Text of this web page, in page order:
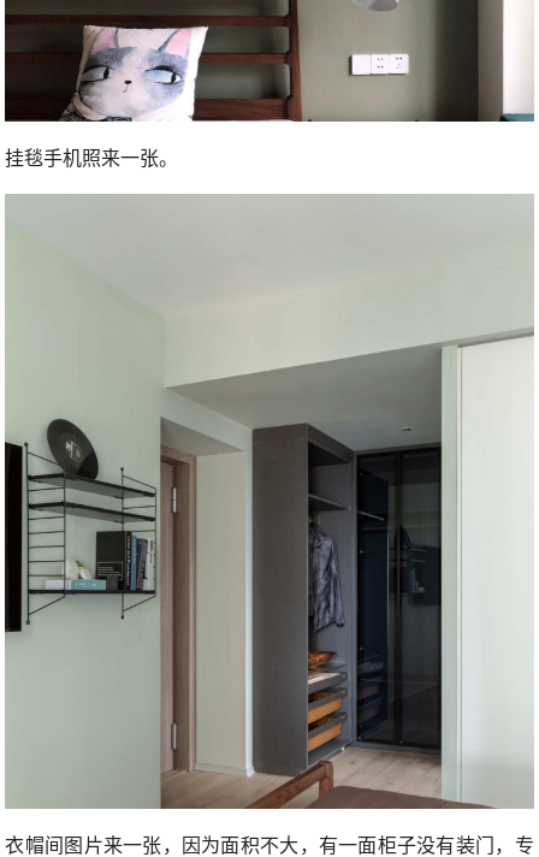
挂毯手机照来一张。
衣帽间图片来一张，因为面积不大，有一面柜子没有装门，专